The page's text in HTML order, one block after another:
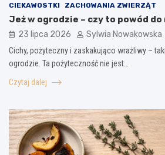
CIEKAWOSTKI ZACHOWANIA ZWIERZĄT
Jeż w ogrodzie – czy to powód do
23 lipca 2026 Sylwia Nowakowska
Cichy, pożyteczny i zaskakująco wrażliwy –
ogrodzie. Ta pożyteczność nie jest…
Czytaj dalej